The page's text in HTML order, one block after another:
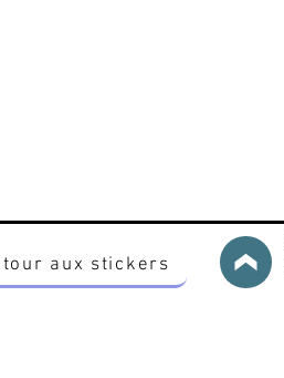
aux stickers